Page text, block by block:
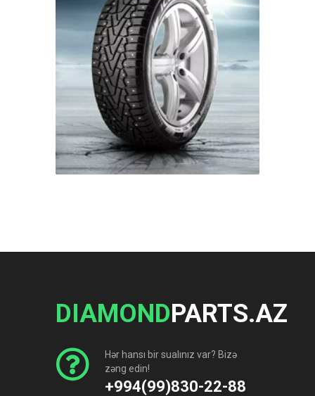
DIAMONDPARTS.AZ
Hər hansı bir sualınız var? Bizə
zəng edin!
+994(99)830-22-88